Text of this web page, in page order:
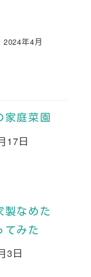
2024年4月
家庭菜園
17日
製なめた
てみた
3日